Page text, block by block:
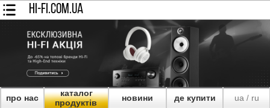
HI-FI.COM.UA
про нас
каталог
продуктів
новини де купити ua/ ru